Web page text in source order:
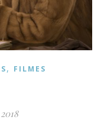
, FILMES